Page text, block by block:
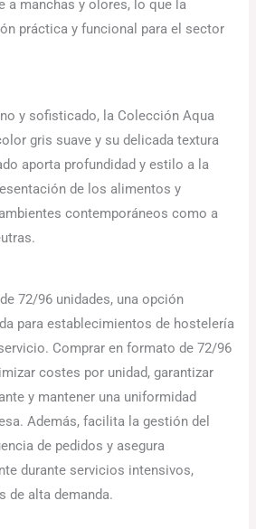
a manchas y olores, lo que la
práctica y funcional para el sector
y sofisticado, la Colección Aqua
gris suave y su delicada textura
aporta profundidad y estilo a la
de los alimentos y
contemporáneos como a
72/96 unidades, una opción
para establecimientos de hostelería
Comprar en formato de 72/96
costes por unidad, garantizar
y mantener una uniformidad
Además, facilita la gestión del
de pedidos y asegura
durante servicios intensivos,
de alta demanda.